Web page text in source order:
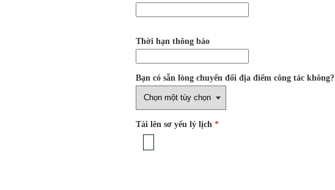
Thời hạn thông báo
Bạn có sẵn lòng chuyển đổi địa điểm công tác không?
Tải lên sơ yếu lý lịch *